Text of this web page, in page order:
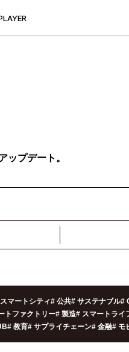
LAYER
ップデート。
スマートシティ# 公共# サステナブル#
トファクトリー# 製造# スマートライ
# 教育# サプライチェーン# 金融# モ